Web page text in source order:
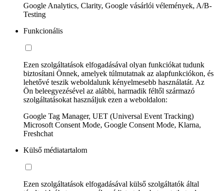
Google Analytics, Clarity, Google vásárlói vélemények, A/B-
Testing
Funkcionális
Ezen szolgáltatások elfogadásával olyan funkciókat tudunk
biztosítani Önnek, amelyek túlmutatnak az alapfunkciókon, és
lehetővé teszik weboldalunk kényelmesebb használatát. Az
Ön beleegyezésével az alábbi, harmadik féltől származó
szolgáltatásokat használjuk ezen a weboldalon:
Google Tag Manager, UET (Universal Event Tracking)
Microsoft Consent Mode, Google Consent Mode, Klarna,
Freshchat
Külső médiatartalom
Ezen szolgáltatások elfogadásával külső szolgáltatók által